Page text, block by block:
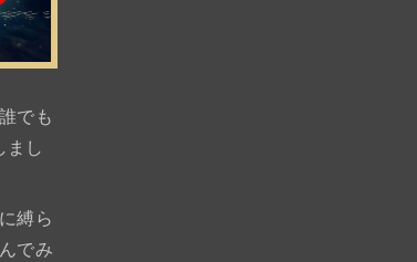
でも
まし
縛ら
でみ